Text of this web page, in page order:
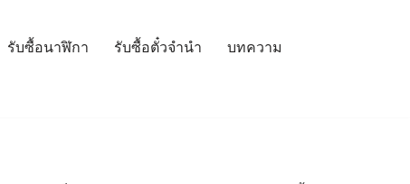
รับซื้อนาฬิกา รับซื้อตั๋วจำนำ
บทความ